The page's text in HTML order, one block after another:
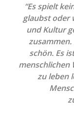
“Es spielt
glaubst oder
und Kultur
zusammen.
schön. Es
menschlichen
zu leben